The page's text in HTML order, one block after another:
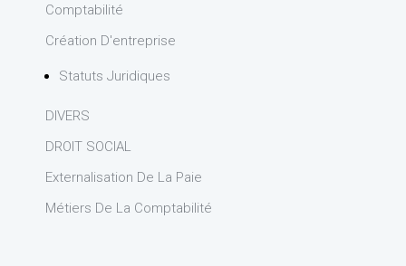
Comptabilité
Création D'entreprise
Statuts Juridiques
DIVERS
DROIT SOCIAL
Externalisation De La Paie
Métiers De La Comptabilité